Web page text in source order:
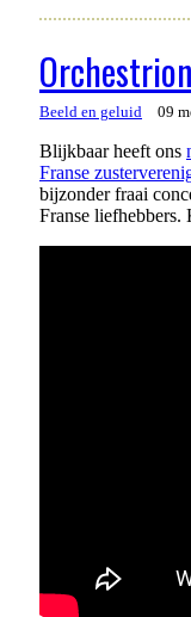
Beeld en geluid 09
Blijkbaar heeft ons
Franse
bijzonder fraai
Franse